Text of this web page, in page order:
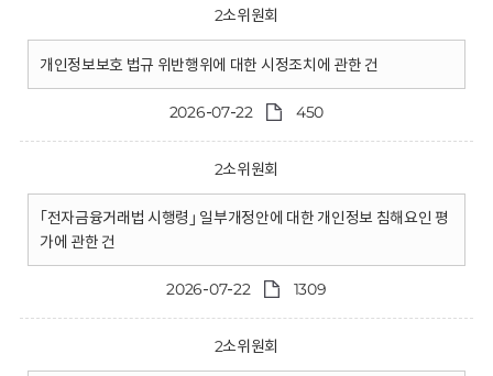
2소위원회
개인정보보호 법규 위반행위에 대한 시정조치에 관한 건
2026-07-22 450
2소위원회
｢전자금융거래법 시행령｣ 일부개정안에 대한 개인정보 침해요인 평
가에 관한 건
2026-07-22 1309
2소위원회